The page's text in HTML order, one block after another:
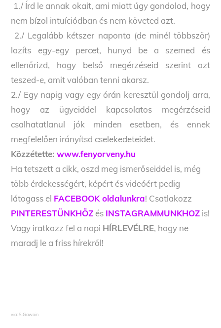
1./ Írd le annak okait, ami miatt úgy gondolod, hogy
nem bízol intuíciódban és nem követed azt.
2./ Legalább kétszer naponta (de minél többször)
lazíts egy-egy percet, hunyd be a szemed és
ellenőrizd, hogy belső megérzéseid szerint azt
teszed-e, amit valóban tenni akarsz.
2./ Egy napig vagy egy órán keresztül gondolj arra,
hogy az ügyeiddel kapcsolatos megérzéseid
csalhatatlanul jók minden esetben, és ennek
megfelelően irányítsd cselekedeteidet.
Közzétette:www.fenyorveny.hu
Ha tetszett a cikk, oszd meg ismerőseiddel is, még
több érdekességért, képért és videóért pedig
látogass el FACEBOOK oldalunkra! Csatlakozz
PINTERESTÜNKHÖZ és INSTAGRAMMUNKHOZ is!
Vagy iratkozz fel a napi HÍRLEVÉLRE, hogy ne
maradj le a friss hírekről!
via: S.Gawain